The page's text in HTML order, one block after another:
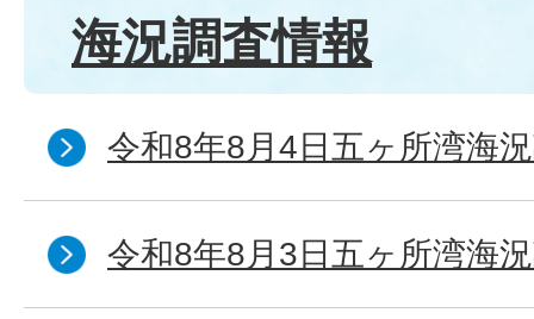
海況調査情報
令和8年8月4日五ヶ所湾海
令和8年8月3日五ヶ所湾海